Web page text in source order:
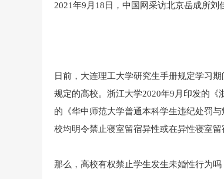
2021年9月18日，中国网采访北京岳成所
日前，大连理工大学研究生手册规定学习
规定的高校。浙江大学2020年9月印发的
的《华中师范大学普通本科学生违纪处罚
校均明令禁止寝室留宿异性或在异性寝室留
那么，高校有权禁止学生发生未婚性行为